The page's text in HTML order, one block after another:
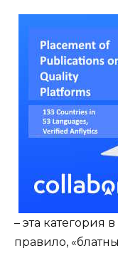
– эта категория
правило,